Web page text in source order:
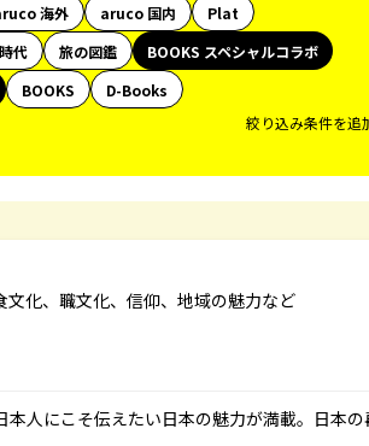
海外 aruco 国内
Plat
代 旅の図鑑
BOOKS スペシャルコラボ
BOOKS
D-Books
絞り込み条件を追
化、職文化、信仰、地域の魅力など
人にこそ伝えたい日本の魅力が満載。日本の